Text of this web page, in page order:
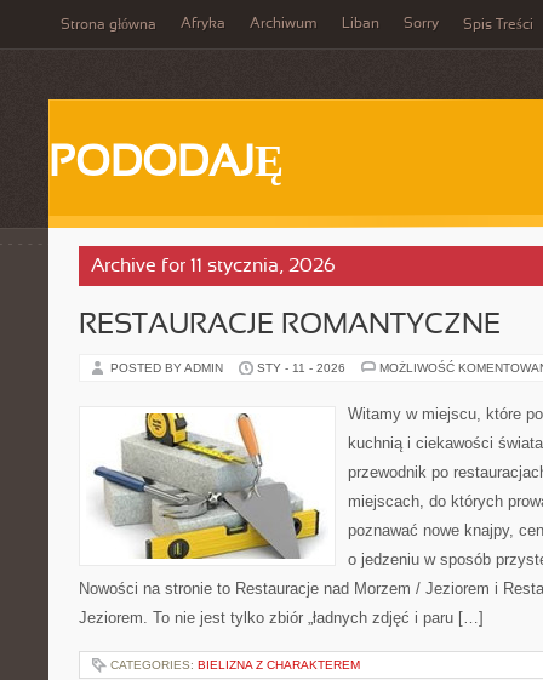
Strona główna Afryka Archiwum Liban Sorry Spis Treści
PODODAJĘ
Archive for 11 stycznia, 2026
RESTAURACJE ROMANTYCZNE
POSTED BY ADMIN STY - 11 - 2026 MOŻLIWOŚĆ
Witamy w miejscu, które
kuchnią i ciekawości
przewodnik po
miejscach, do których
poznawać nowe knajpy,
o jedzeniu w sposób
Nowości na stronie to Restauracje nad Morzem / Jeziorem i
Jeziorem. To nie jest tylko zbiór „ładnych zdjęć i paru […]
CATEGORIES: BIELIZNA Z CHARAKTEREM